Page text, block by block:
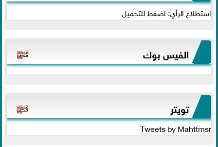
استطلاع الرأي: اضغط للتحميل
الفيس بوك
تويتر
Tweets by Mahttmsr